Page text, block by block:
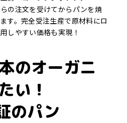
の注文を受けてからパンを焼
す。完全受注生産で原材料にロ
しやすい価格も実現！
のオーガニ
い！
のパン